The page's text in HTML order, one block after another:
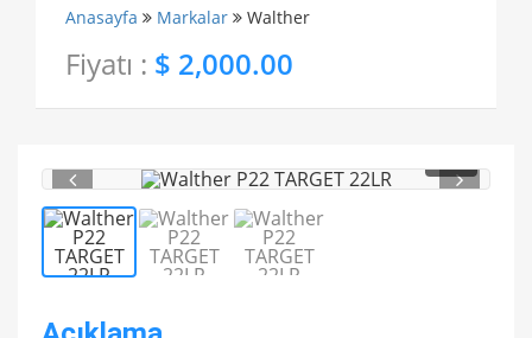
Anasayfa Markalar Walther
Fiyatı : $ 2,000.00
1/ 3